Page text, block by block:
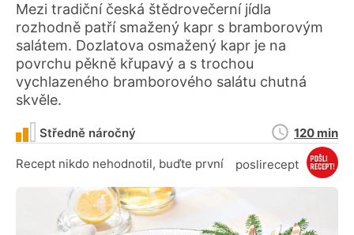
Mezi tradiční česká štědrovečerní jídla
rozhodně patří smažený kapr s bramborovým
salátem. Dozlatova osmažený kapr je na
povrchu pěkně křupavý a s trochou
vychlazeného bramborového salátu chutná
skvěle.
Recept nikdo nehodnotil, buďte první poslirecept
Středně náročný
Doba
přípravy
120 min